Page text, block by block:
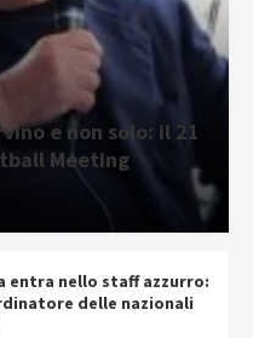
e non solo: il 21
Meeting
entra nello staff azzurro:
delle nazionali